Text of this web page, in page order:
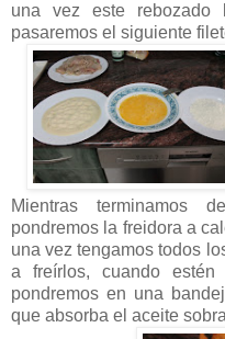
una vez este
pasaremos el siguiente
Mientras terminamos
pondremos la freidora a
una vez tengamos todos
a freírlos, cuando
pondremos en una
que absorba el aceite